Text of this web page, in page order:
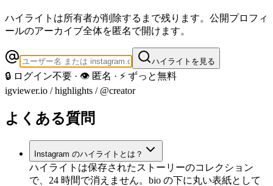
ハイライトは所有者が削除するまで残ります。公開プロフィ
ールのアーカイブ全体を匿名で開けます。
ハイライトを見る
🔒 ログイン不要 · 👁️ 匿名 · ⚡ ずっと無料
igviewer.io /highlights / @creator
よくある質問
Instagram のハイライトとは？
ハイライトは保存されたストーリーのコレクション
で、24 時間で消えません。bio の下に丸い表紙として